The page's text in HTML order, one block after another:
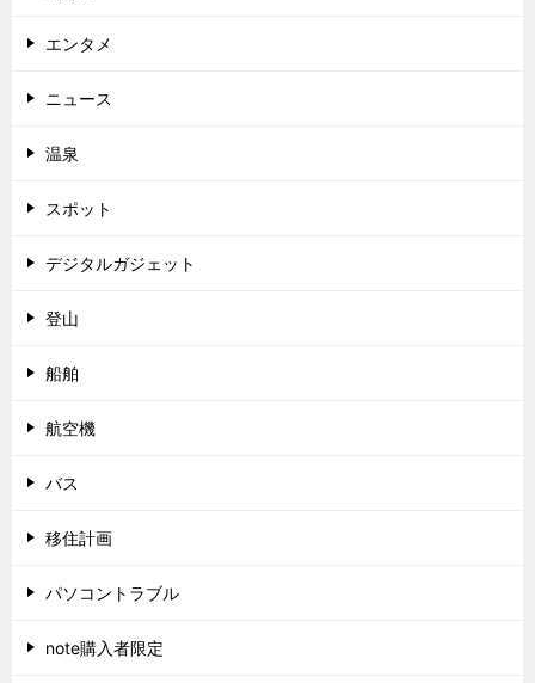
エンタメ
ニュース
温泉
スポット
デジタルガジェット
登山
船舶
航空機
バス
移住計画
パソコントラブル
note購入者限定